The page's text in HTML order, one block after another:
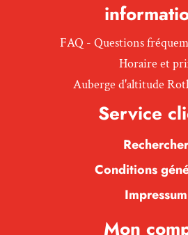
FAQ - Questions
Horaire et
Auberge d'altitude
Service
Rechercher
Conditions
Impressum
Mon